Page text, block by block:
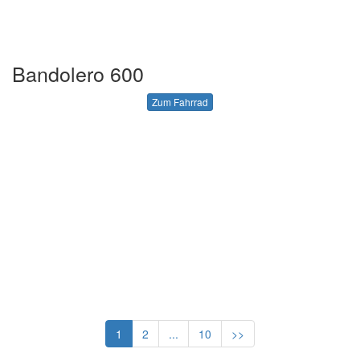
Bandolero 600
Zum Fahrrad
1 2 ... 10 >>